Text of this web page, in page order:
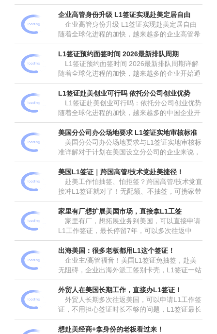
许多企业高管和员工赴美工作的热门选择。然
而，在申请过程中，一些人会选择通过挂靠公司
来办理L1签证，这种做法是否...
企业高管身份升级 L1签证实现赴美定居自由
企业高管身份升级 L1签证实现赴美定居自由
随着全球化进程的加快，越来越多的企业高管希
望借助合法途径实现赴美定居自由。其中，L1签
证作为一项专为跨国公司高管设计的移民选项，
正逐渐成为企业高管身份升级...
L1签证预约面签时间 2026最新排队周期
L1签证预约面签时间 2026最新排队周期详解
随着全球化进程的加快，越来越多的企业开始通
过L1签证将外籍员工派遣到美国工作。对于许多
申请者来说，了解L1签证预约面签时间以及
2026年的最新排队周期...
L1签证赴美创业可行吗 依托分公司创业优势
L1签证赴美创业可行吗：依托分公司创业优势
随着全球化进程的加快，越来越多的中国企业开
始寻求在海外拓展业务。其中，L1签证赴美创业
成为许多企业家关注的焦点。那么，L1签证赴美
创业可行吗？结合依托分公...
美国分公司办公场地要求 L1签证实地审核标准
美国分公司办公场地要求与L1签证实地审核标
准详解对于计划在美国设立分公司的企业来说，
了解美国分公司办公场地要求和L1签证实地审核
标准至关重要。这些要求不仅影响公司能否顺利
获得L1签证，还直接关系到...
美国L1签证｜跨国高管/技术党赴美捷径！
赴美工作怕抽签、怕拒签？跨国高管/技术党直
接冲L1签证​就对了！无配额、不抽签，可携家带
口，转绿卡超顺畅，整理2026精简版攻略，吃透
核心，小白也能避坑！...
家里有厂想扩展美国市场，直接拿L1工签
家里有厂，想拓展业务到美国，可以直接申请
L1工作签证​，最长停留7年，可以多次往返中
美。...
出海美国：很多老板都用L1这个签证！
企业主/高管福音！美国L1签证免抽签，赴美
无阻碍，企业出海外派工签别卡壳，L1签证​一站
式解决，适合拓展美市场、赴美经商、批量给员
工办工签。...
外贸人在美国长期工作，直接办L1签证！
外贸人长期多次往返美国，可以申请L1工作签
证，不用担心签证时长不够的问题，L1签证​最长
可停留7年，登录美国一年后，还能转EB1C绿
卡，排期比其他EB项目快的多。...
想赴美经商+拿身份的老板看过来！